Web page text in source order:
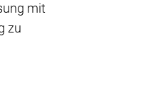
mit
zu